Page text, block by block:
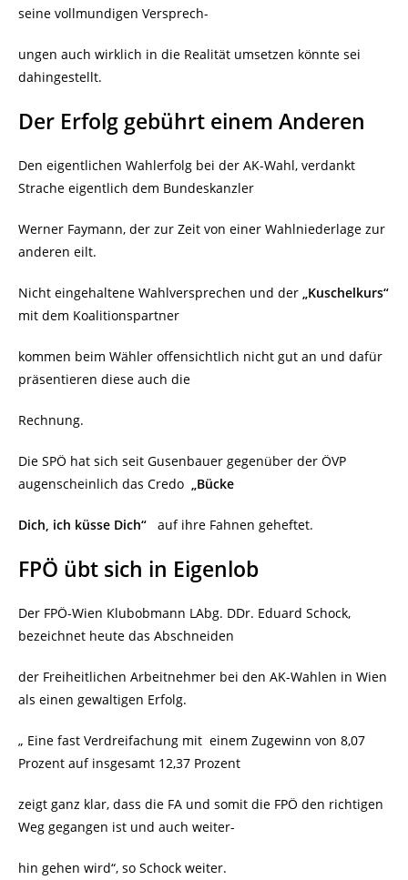
seine vollmundigen Versprech-
ungen auch wirklich in die Realität umsetzen könnte sei
dahingestellt.
Der Erfolg gebührt einem Anderen
Den eigentlichen Wahlerfolg bei der AK-Wahl, verdankt
Strache eigentlich dem Bundeskanzler
Werner Faymann, der zur Zeit von einer Wahlniederlage zur
anderen eilt.
Nicht eingehaltene Wahlversprechen und der „Kuschelkurs“
mit dem Koalitionspartner
kommen beim Wähler offensichtlich nicht gut an und dafür
präsentieren diese auch die
Rechnung.
Die SPÖ hat sich seit Gusenbauer gegenüber der ÖVP
augenscheinlich das Credo „Bücke
Dich, ich küsse Dich“ auf ihre Fahnen geheftet.
FPÖ übt sich in Eigenlob
Der FPÖ-Wien Klubobmann LAbg. DDr. Eduard Schock,
bezeichnet heute das Abschneiden
der Freiheitlichen Arbeitnehmer bei den AK-Wahlen in Wien
als einen gewaltigen Erfolg.
„ Eine fast Verdreifachung mit einem Zugewinn von 8,07
Prozent auf insgesamt 12,37 Prozent
zeigt ganz klar, dass die FA und somit die FPÖ den richtigen
Weg gegangen ist und auch weiter-
hin gehen wird“, so Schock weiter.